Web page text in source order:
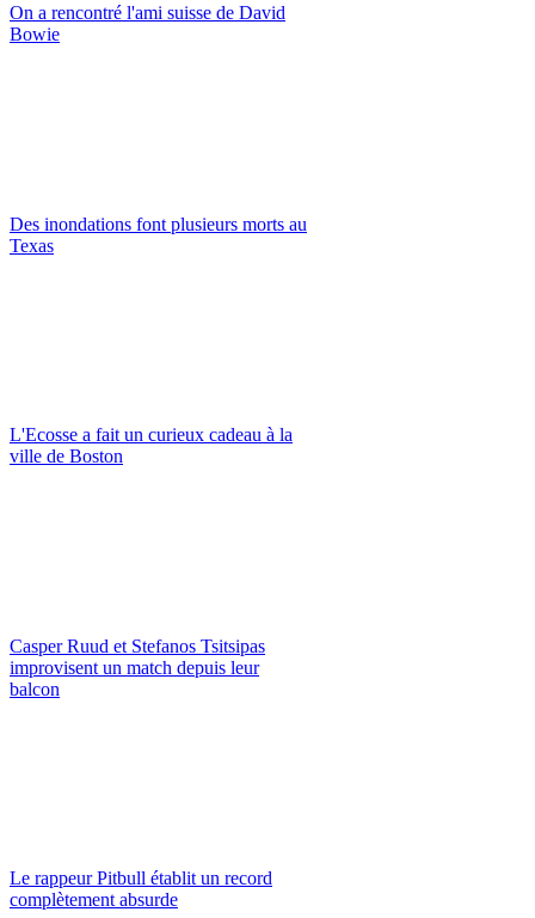
On a rencontré l'ami suisse de David
Bowie
Des inondations font plusieurs morts au
Texas
L'Ecosse a fait un curieux cadeau à la
ville de Boston
Casper Ruud et Stefanos Tsitsipas
improvisent un match depuis leur
balcon
Le rappeur Pitbull établit un record
complètement absurde